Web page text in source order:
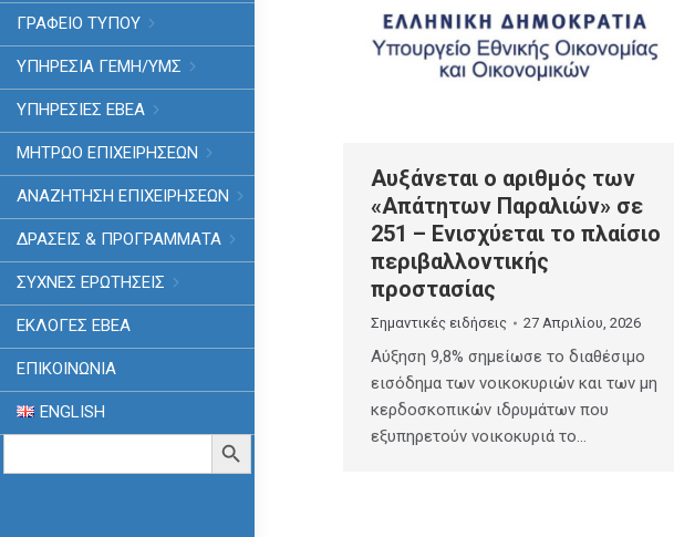
ΓΡΑΦΕΙΟ ΤΥΠΟΥ
ΥΠΗΡΕΣΊΑ ΓΕΜΗ/ΥΜΣ
ΥΠΗΡΕΣΙΕΣ ΕΒΕΑ
ΜΗΤΡΩΟ ΕΠΙΧΕΙΡΗΣΕΩΝ
ΑΝΑΖΗΤΗΣΗ ΕΠΙΧΕΙΡΗΣΕΩΝ
ΔΡΑΣΕΙΣ & ΠΡΟΓΡΑΜΜΑΤΑ
ΣΥΧΝΕΣ ΕΡΩΤΗΣΕΙΣ
ΕΚΛΟΓΈΣ ΕΒΕΑ
ΕΠΙΚΟΙΝΩΝΙΑ
ENGLISH
Search
Search Button
Αυξάνεται ο αριθμός των
«Απάτητων Παραλιών» σε
251 – Ενισχύεται το πλαίσιο
περιβαλλοντικής
προστασίας
Σημαντικές ειδήσεις 27 Απριλίου, 2026
Αύξηση 9,8% σημείωσε το διαθέσιμο
εισόδημα των νοικοκυριών και των μη
κερδοσκοπικών ιδρυμάτων που
εξυπηρετούν νοικοκυριά το…